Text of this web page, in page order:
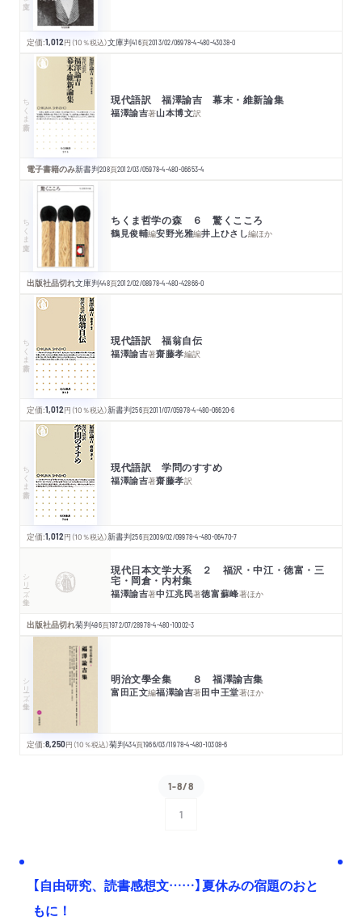
定価:1,012円 （10％税込）文庫判416頁2013/02/06978-4-480-43038-0
ちくま新書 現代語訳 福澤諭吉 幕末・維新論集
福澤諭吉著山本博文訳
電子書籍のみ新書判208頁2012/03/05978-4-480-06653-4
ちくま文庫 ちくま哲学の森 ６ 驚くこころ
鶴見俊輔編安野光雅編井上ひさし編ほか
出版社品切れ文庫判448頁2012/02/08978-4-480-42866-0
ちくま新書 現代語訳 福翁自伝
福澤諭吉著齋藤孝編訳
定価:1,012円 （10％税込）新書判256頁2011/07/05978-4-480-06620-6
ちくま新書 現代語訳 学問のすすめ
福澤諭吉著齋藤孝訳
定価:1,012円 （10％税込）新書判256頁2009/02/09978-4-480-06470-7
シリーズ・全集 現代日本文学大系 ２ 福沢・中江・徳富・三
宅・岡倉・内村集
福澤諭吉著中江兆民著徳富蘇峰著ほか
出版社品切れ菊判496頁1972/07/28978-4-480-10002-3
シリーズ・全集 明治文學全集 ８ 福澤諭吉集
富田正文編福澤諭吉著田中王堂著ほか
定価:8,250円 （10％税込）菊判434頁1966/03/11978-4-480-10308-6
1-8/8
1
【自由研究、読書感想文……】夏休みの宿題のおと
もに！